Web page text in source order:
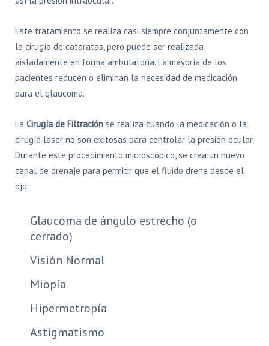
Este tratamiento se realiza casi siempre conjuntamente con
la cirugía de cataratas, pero puede ser realizada
aisladamente en forma ambulatoria. La mayoría de los
pacientes reducen o eliminan la necesidad de medicación
para el glaucoma.
La Cirugía de Filtración se realiza cuando la medicación o la
cirugía laser no son exitosas para controlar la presión ocular.
Durante este procedimiento microscópico, se crea un nuevo
canal de drenaje para permitir que el fluido drene desde el
ojo.
Glaucoma de ángulo estrecho (o
cerrado)
Visión Normal
Miopía
Hipermetropía
Astigmatismo